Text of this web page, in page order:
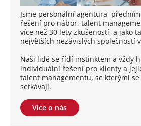
Jsme personální agentura,
řešení pro nábor, talent
více než 30 lety zkušeností, a jako
největších nezávislých společností
Naši lidé se řídí instinktem a vždy
individuální řešení pro klienty a
talent managementu, se kterými
setkávají.
Více o nás